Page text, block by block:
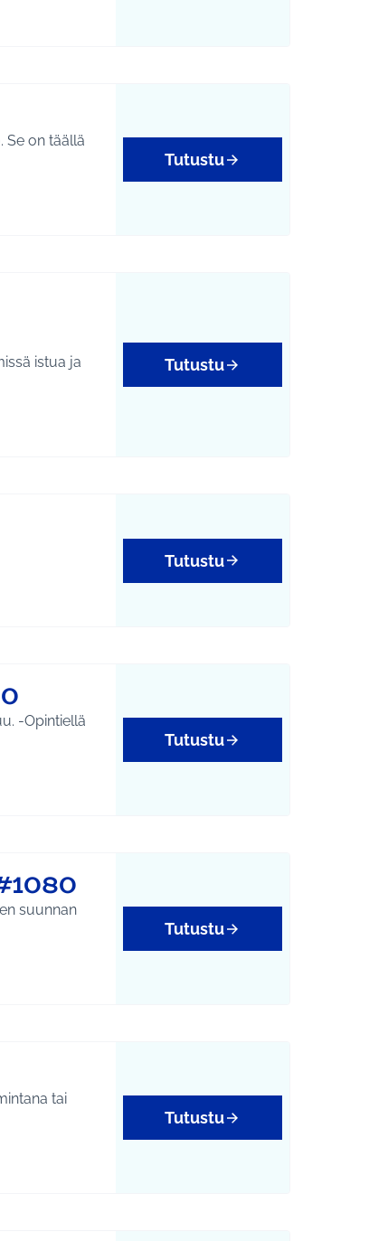
Se on täällä
Tutustu
istua ja
Tutustu
Tutustu
Tutustu
Tutustu
tai
Tutustu